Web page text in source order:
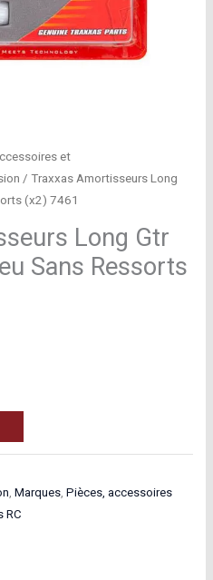
et
/ Traxxas Amortisseurs Long
(x2) 7461
Long Gtr
Sans Ressorts
,Marques,Pièces, accessoires
RC